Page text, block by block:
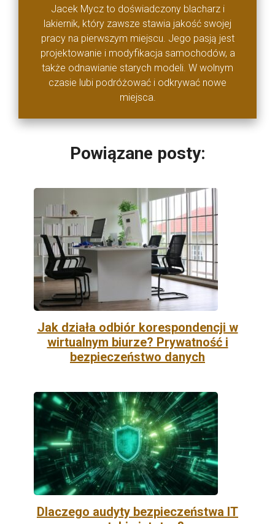
Jacek Mycz to doświadczony blacharz i
lakiernik, który zawsze stawia jakość swojej
pracy na pierwszym miejscu. Jego pasją jest
projektowanie i modyfikacja samochodów, a
także odnawianie starych modeli. W wolnym
czasie lubi podróżować i odkrywać nowe
miejsca.
Powiązane posty:
Jak działa odbiór korespondencji w
wirtualnym biurze? Prywatność i
bezpieczeństwo danych
Dlaczego audyty bezpieczeństwa IT